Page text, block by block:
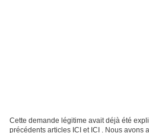
Cette demande légitime avait déjà été
précédents articles ICI et ICI . Nous avons